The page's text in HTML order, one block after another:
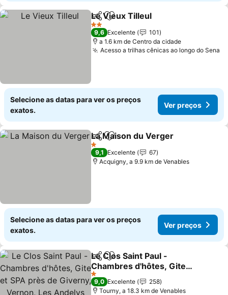
PartilharAdicionar aos favoritos
Le Vieux Tilleul
2 Estrelas
9,6 Excelente
101
a 1.6 km de Centro da cidade
Acesso a trilhas cênicas ao longo do Sena
Selecione as datas para ver os preços
exatos.
Ver preços
PartilharAdicionar aos favoritos
La Maison du Verger
1 Estrelas
9,1 Excelente
67
Acquigny, a 9.9 km de Venables
Selecione as datas para ver os preços
exatos.
Ver preços
PartilharAdicionar aos favoritos
Le Clos Saint Paul -
Chambres d'hôtes, Gite
et SPA près de Giverny,
Vernon, Les Andelys
1 Estrelas
9,0 Excelente
258
Tourny, a 18.3 km de Venables